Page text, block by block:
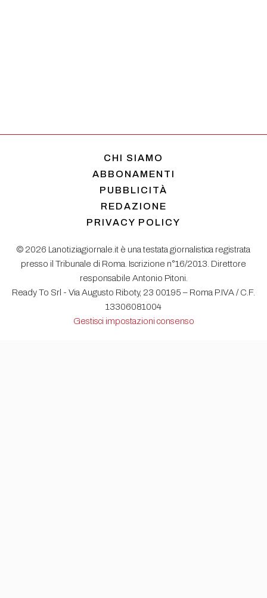
CHI SIAMO
ABBONAMENTI
PUBBLICITÀ
REDAZIONE
PRIVACY POLICY
© 2026 Lanotiziagiornale.it è una testata giornalistica registrata
presso il Tribunale di Roma. Iscrizione n°16/2013. Direttore
responsabile Antonio Pitoni.
Ready To Srl - Via Augusto Riboty, 23 00195 – Roma P.IVA / C.F.
13306081004
Gestisci impostazioni consenso